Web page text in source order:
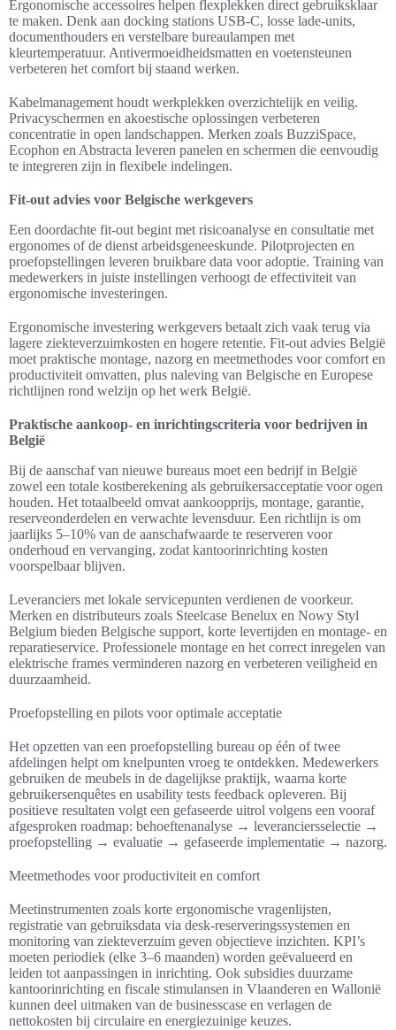
Ergonomische accessoires helpen flexplekken direct gebruiksklaar
te maken. Denk aan docking stations USB-C, losse lade-units,
documenthouders en verstelbare bureaulampen met
kleurtemperatuur. Antivermoeidheidsmatten en voetensteunen
verbeteren het comfort bij staand werken.
Kabelmanagement houdt werkplekken overzichtelijk en veilig.
Privacyschermen en akoestische oplossingen verbeteren
concentratie in open landschappen. Merken zoals BuzziSpace,
Ecophon en Abstracta leveren panelen en schermen die eenvoudig
te integreren zijn in flexibele indelingen.
Fit-out advies voor Belgische werkgevers
Een doordachte fit-out begint met risicoanalyse en consultatie met
ergonomes of de dienst arbeidsgeneeskunde. Pilotprojecten en
proefopstellingen leveren bruikbare data voor adoptie. Training van
medewerkers in juiste instellingen verhoogt de effectiviteit van
ergonomische investeringen.
Ergonomische investering werkgevers betaalt zich vaak terug via
lagere ziekteverzuimkosten en hogere retentie. Fit-out advies België
moet praktische montage, nazorg en meetmethodes voor comfort en
productiviteit omvatten, plus naleving van Belgische en Europese
richtlijnen rond welzijn op het werk België.
Praktische aankoop- en inrichtingscriteria voor bedrijven in
België
Bij de aanschaf van nieuwe bureaus moet een bedrijf in België
zowel een totale kostberekening als gebruikersacceptatie voor ogen
houden. Het totaalbeeld omvat aankoopprijs, montage, garantie,
reserveonderdelen en verwachte levensduur. Een richtlijn is om
jaarlijks 5–10% van de aanschafwaarde te reserveren voor
onderhoud en vervanging, zodat kantoorinrichting kosten
voorspelbaar blijven.
Leveranciers met lokale servicepunten verdienen de voorkeur.
Merken en distributeurs zoals Steelcase Benelux en Nowy Styl
Belgium bieden Belgische support, korte levertijden en montage- en
reparatieservice. Professionele montage en het correct inregelen van
elektrische frames verminderen nazorg en verbeteren veiligheid en
duurzaamheid.
Proefopstelling en pilots voor optimale acceptatie
Het opzetten van een proefopstelling bureau op één of twee
afdelingen helpt om knelpunten vroeg te ontdekken. Medewerkers
gebruiken de meubels in de dagelijkse praktijk, waarna korte
gebruikersenquêtes en usability tests feedback opleveren. Bij
positieve resultaten volgt een gefaseerde uitrol volgens een vooraf
afgesproken roadmap: behoeftenanalyse → leveranciersselectie →
proefopstelling → evaluatie → gefaseerde implementatie → nazorg.
Meetmethodes voor productiviteit en comfort
Meetinstrumenten zoals korte ergonomische vragenlijsten,
registratie van gebruiksdata via desk-reserveringssystemen en
monitoring van ziekteverzuim geven objectieve inzichten. KPI’s
moeten periodiek (elke 3–6 maanden) worden geëvalueerd en
leiden tot aanpassingen in inrichting. Ook subsidies duurzame
kantoorinrichting en fiscale stimulansen in Vlaanderen en Wallonië
kunnen deel uitmaken van de businesscase en verlagen de
nettokosten bij circulaire en energiezuinige keuzes.